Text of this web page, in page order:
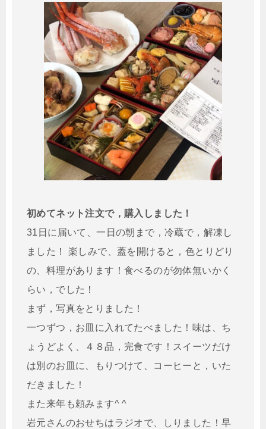
初めてネット注文で，購入しました！
31日に届いて、一日の朝まで，冷蔵で，解凍し
ました！ 楽しみで、蓋を開けると，色とりどり
の、料理があります！食べるのが勿体無いかく
らい，でした！
まず，写真をとりました！
一つずつ，お皿に入れてたべました！味は、ち
ょうどよく、４８品，完食です！スイーツだけ
は別のお皿に、もりつけて、コーヒーと，いた
だきました！
また来年も頼みます^ ^
岩元さんのおせちはラジオで、しりました！早